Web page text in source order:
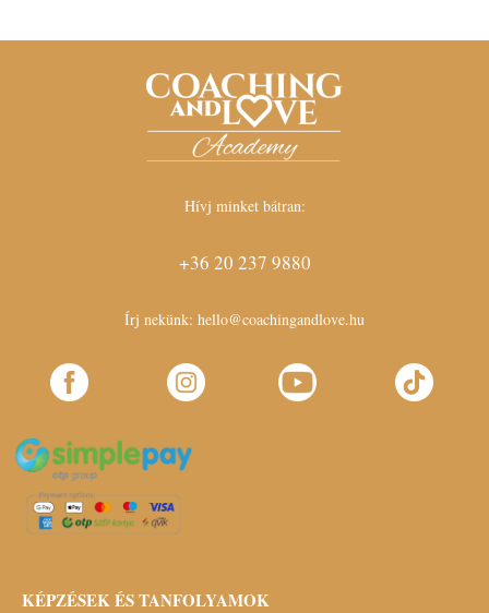
Hívj minket bátran:
+36 20 237 9880
Írj nekünk: hello@coachingandlove.hu
KÉPZÉSEK ÉS TANFOLYAMOK